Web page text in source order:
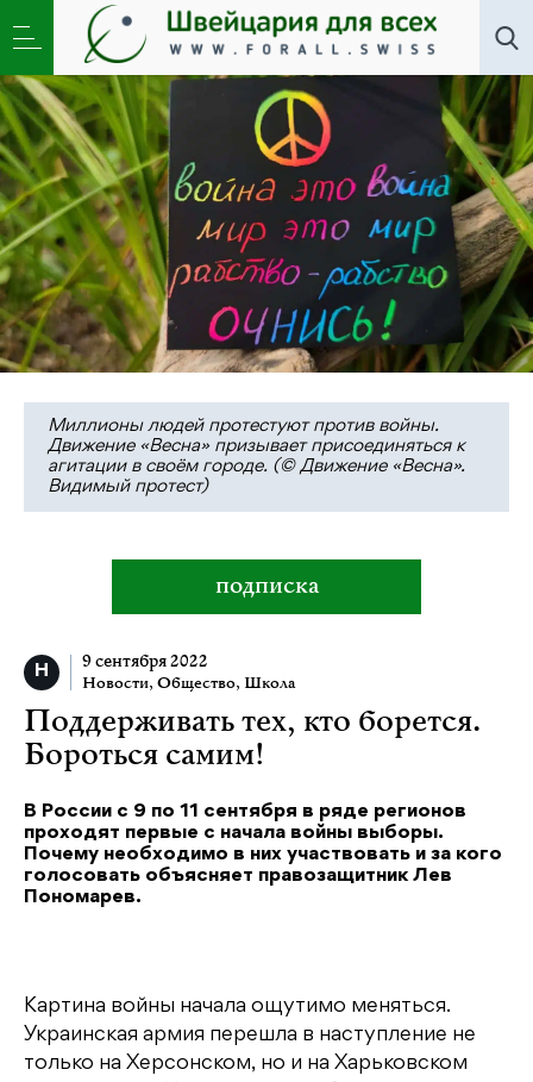
Новости ,Общество,Школа»Поддерживать тех,
кто борется. Бороться самим!
Миллионы людей протестуют против войны.
Движение «Весна» призывает присоединяться к
агитации в своём городе. (© Движение «Весна».
Видимый протест)
подписка
9 сентября 2022
Новости, Общество, Школа
Поддерживать тех, кто борется.
Бороться самим!
В России с 9 по 11 сентября в ряде регионов
проходят первые с начала войны выборы.
Почему необходимо в них участвовать и за кого
голосовать объясняет правозащитник Лев
Пономарев.
Картина войны начала ощутимо меняться.
Украинская армия перешла в наступление не
только на Херсонском, но и на Харьковском